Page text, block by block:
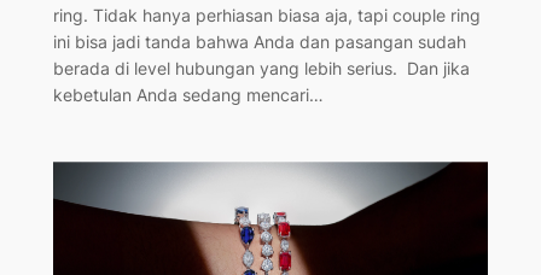
ring. Tidak hanya perhiasan biasa aja, tapi couple ring
ini bisa jadi tanda bahwa Anda dan pasangan sudah
berada di level hubungan yang lebih serius. Dan jika
kebetulan Anda sedang mencari…